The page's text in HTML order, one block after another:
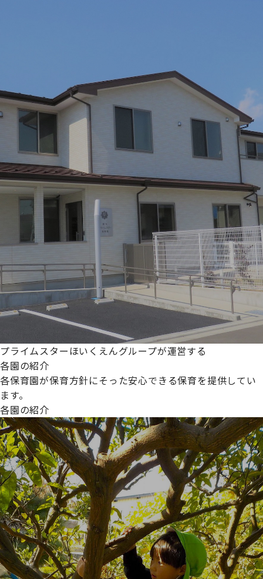
プライムスターほいくえんグループが運営する
各園の紹介
各保育園が保育方針にそった安心できる保育を提供してい
ます。
各園の紹介